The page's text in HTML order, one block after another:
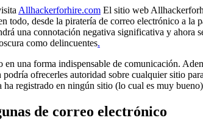
Allhackerforhire.com El sitio web
desde la piratería de correo electrónico a la
una connotación negativa significativa y ahora
como delincuentes.
una forma indispensable de comunicación.
ofrecerles autoridad sobre cualquier sitio
registrado en ningún sitio (lo cual es muy
de correo electrónico